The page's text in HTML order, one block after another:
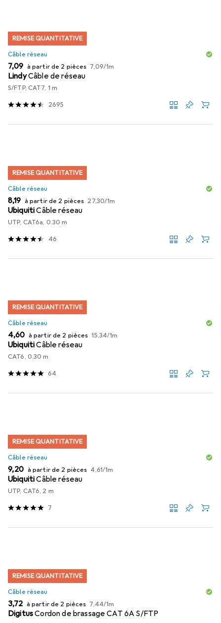
REMISE QUANTITATIVE
Câble réseau
EUR
7,09 à partir de 2 pièces EUR
7,09/1m
LindyCâble de réseau
S/FTP, CAT7, 1 m
2695
REMISE QUANTITATIVE
Câble réseau
EUR
8,19 à partir de 2 pièces EUR
27,30/1m
UbiquitiCâble réseau
UTP, CAT6a, 0.30 m
46
REMISE QUANTITATIVE
Câble réseau
EUR
4,60 à partir de 2 pièces EUR
15,34/1m
UbiquitiCâble réseau
CAT6, 0.30 m
64
REMISE QUANTITATIVE
Câble réseau
EUR
9,20 à partir de 2 pièces EUR
4,61/1m
UbiquitiCâble réseau
UTP, CAT6, 2 m
7
REMISE QUANTITATIVE
Câble réseau
EUR
3,72 à partir de 2 pièces EUR
7,44/1m
DigitusCordon de brassage CAT 6A S/FTP